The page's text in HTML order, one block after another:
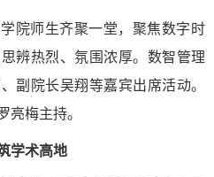
院师生齐聚一堂，聚焦数字时
辨热烈、氛围浓厚。数智管理
副院长吴翔等嘉宾出席活动。
亮梅主持。
学术高地